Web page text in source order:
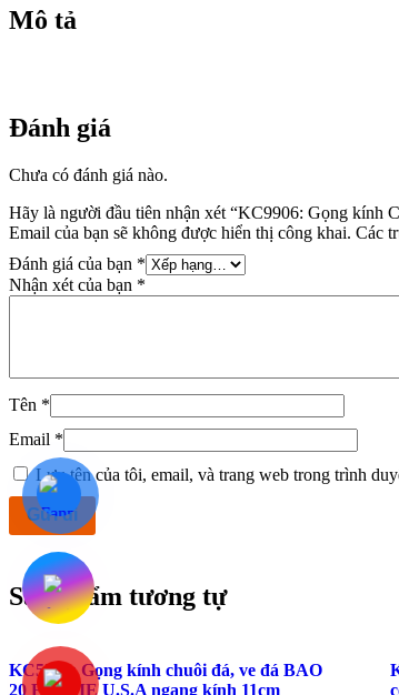
Mô tả
Đánh giá
Chưa có đánh giá nào.
Hãy là người đầu tiên nhận xét “KC9906: Gọng
Email của bạn sẽ không được hiển thị công khai. Các
Đánh giá của bạn *
Nhận xét của bạn *
Tên *
Email *
Lưu tên của tôi, email, và trang web trong trình
Sản phẩm tương tự
KC5321: Gọng kính chuôi đá, ve đá BAO
20 FRAME U.S.A ngang kính 11cm